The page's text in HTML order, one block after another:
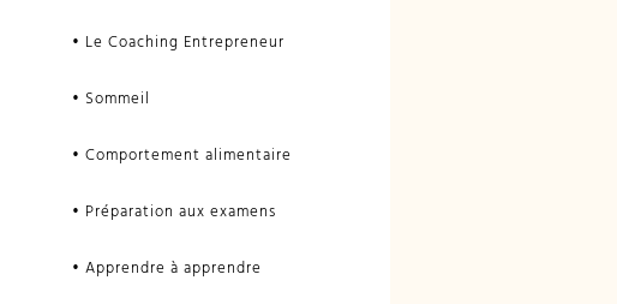
• Le Coaching Entrepreneur
• Sommeil
• Comportement alimentaire
• Préparation aux examens
• Apprendre à apprendre